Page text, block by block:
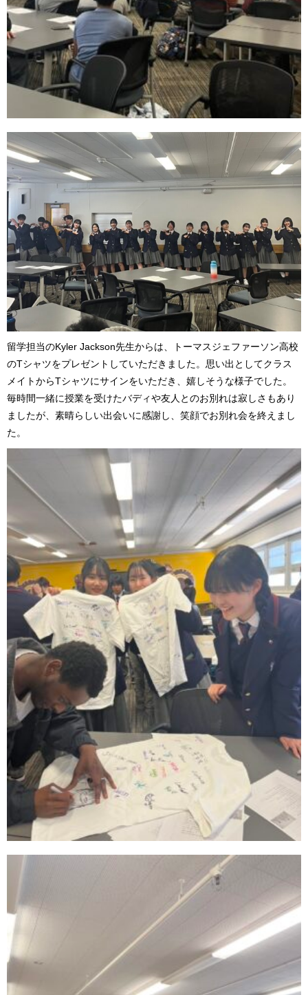
留学担当のKyler Jackson先生からは、トーマスジェファーソン高校
のTシャツをプレゼントしていただきました。思い出としてクラス
メイトからTシャツにサインをいただき、嬉しそうな様子でした。
毎時間一緒に授業を受けたバディや友人とのお別れは寂しさもあり
ましたが、素晴らしい出会いに感謝し、笑顔でお別れ会を終えまし
た。